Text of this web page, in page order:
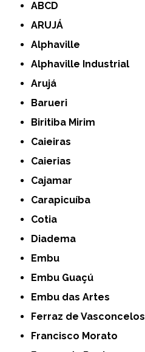
ABCD
ARUJÁ
Alphaville
Alphaville Industrial
Arujá
Barueri
Biritiba Mirim
Caieiras
Caierias
Cajamar
Carapicuíba
Cotia
Diadema
Embu
Embu Guaçú
Embu das Artes
Ferraz de Vasconcelos
Francisco Morato